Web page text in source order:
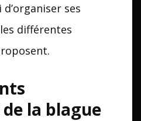
ses
différentes
la blague